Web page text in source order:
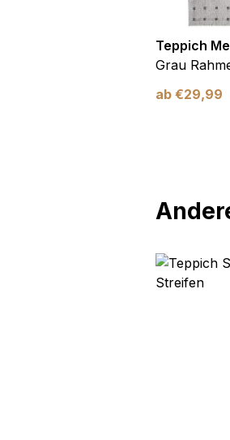
Teppich
Grau
ab €29,99